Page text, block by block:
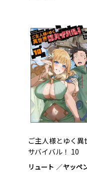
ご主人様とゆく異
サバイバル！ 10
リュート ヤッペ